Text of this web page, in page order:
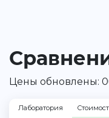
Цены обновлены:
Лаборатория